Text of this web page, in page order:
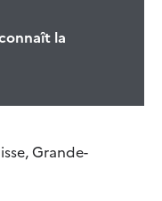
la
Grande-